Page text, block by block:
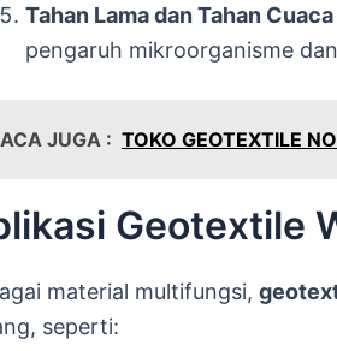
Tahan Lama dan Tahan Cuaca
pengaruh mikroorganisme
JUGA : TOKO GEOTEXTILE
Geotextile
material multifungsi,
seperti: